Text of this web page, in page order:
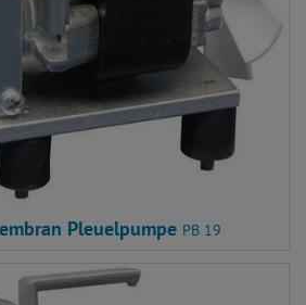
Pleuelpumpe PB 19